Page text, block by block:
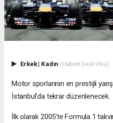
Erkek| Kadın (Haberi Sesli Oku)
Motor sporlarının en prestijli
İstanbul'da tekrar düzenlenecek.
İlk olarak 2005'te Formula 1